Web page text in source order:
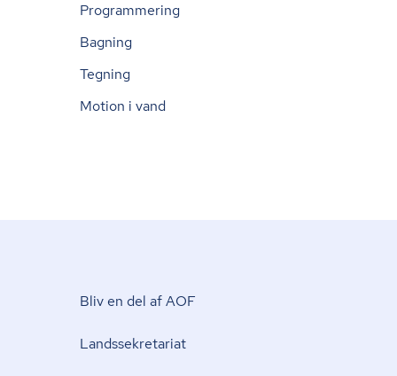
Programmering
Bagning
Tegning
Motion i vand
Bliv en del af AOF
Lands­se­kre­ta­ri­at